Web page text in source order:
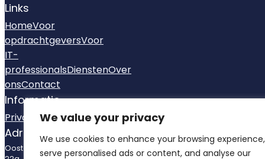
We value your privacy
We use cookies to enhance your browsing experience,
serve personalised ads or content, and analyse our
Links
HomeVoor
opdrachtgeversVoor
IT-
professionalsDienstenOver
onsContact
Informatie
Privacybeleid
Adresgegevens
Oosteindseweg